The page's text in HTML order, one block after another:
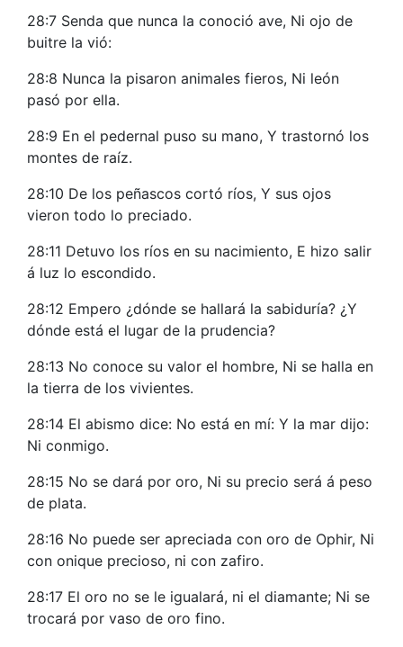
28:7 Senda que nunca la conoció ave, Ni ojo de
buitre la vió:
28:8 Nunca la pisaron animales fieros, Ni león
pasó por ella.
28:9 En el pedernal puso su mano, Y trastornó los
montes de raíz.
28:10 De los peñascos cortó ríos, Y sus ojos
vieron todo lo preciado.
28:11 Detuvo los ríos en su nacimiento, E hizo salir
á luz lo escondido.
28:12 Empero ¿dónde se hallará la sabiduría? ¿Y
dónde está el lugar de la prudencia?
28:13 No conoce su valor el hombre, Ni se halla en
la tierra de los vivientes.
28:14 El abismo dice: No está en mí: Y la mar dijo:
Ni conmigo.
28:15 No se dará por oro, Ni su precio será á peso
de plata.
28:16 No puede ser apreciada con oro de Ophir, Ni
con onique precioso, ni con zafiro.
28:17 El oro no se le igualará, ni el diamante; Ni se
trocará por vaso de oro fino.